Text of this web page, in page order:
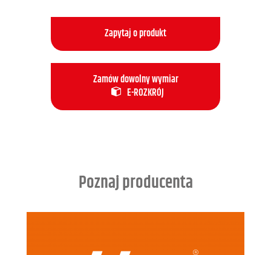
Zapytaj o produkt
Zamów dowolny wymiar
E-ROZKRÓJ
Poznaj producenta